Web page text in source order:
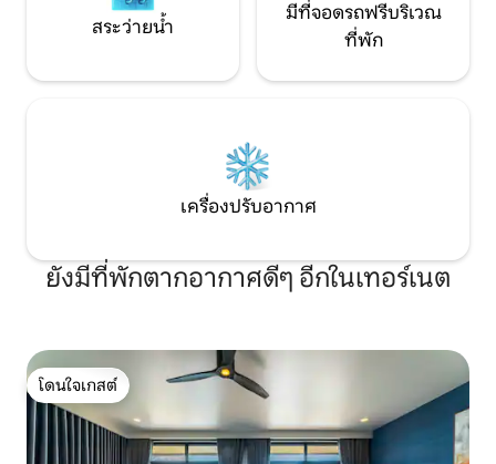
สระว่ายน้ำ
มีที่จอดรถฟรีบริเวณ
ที่พัก
เครื่องปรับอากาศ
ยังมีที่พักตากอากาศดีๆ อีกในเทอร์เนต
โดนใจเกสต์
โดนใจเกสต์